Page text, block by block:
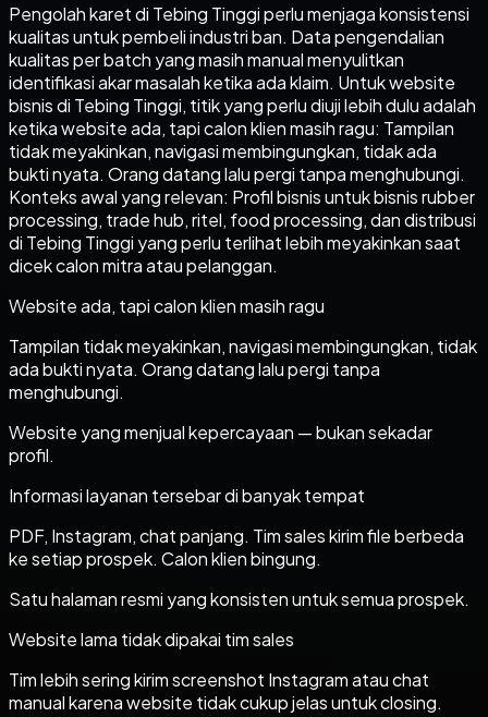
Pengolah karet di Tebing Tinggi perlu menjaga konsistensi
kualitas untuk pembeli industri ban. Data pengendalian
kualitas per batch yang masih manual menyulitkan
identifikasi akar masalah ketika ada klaim. Untuk website
bisnis di Tebing Tinggi, titik yang perlu diuji lebih dulu adalah
ketika website ada, tapi calon klien masih ragu: Tampilan
tidak meyakinkan, navigasi membingungkan, tidak ada
bukti nyata. Orang datang lalu pergi tanpa menghubungi.
Konteks awal yang relevan: Profil bisnis untuk bisnis rubber
processing, trade hub, ritel, food processing, dan distribusi
di Tebing Tinggi yang perlu terlihat lebih meyakinkan saat
dicek calon mitra atau pelanggan.
Website ada, tapi calon klien masih ragu
Tampilan tidak meyakinkan, navigasi membingungkan, tidak
ada bukti nyata. Orang datang lalu pergi tanpa
menghubungi.
Website yang menjual kepercayaan — bukan sekadar
profil.
Informasi layanan tersebar di banyak tempat
PDF, Instagram, chat panjang. Tim sales kirim file berbeda
ke setiap prospek. Calon klien bingung.
Satu halaman resmi yang konsisten untuk semua prospek.
Website lama tidak dipakai tim sales
Tim lebih sering kirim screenshot Instagram atau chat
manual karena website tidak cukup jelas untuk closing.